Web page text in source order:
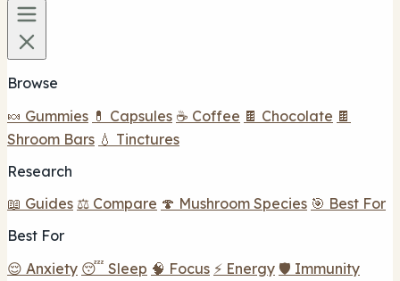
Browse
🍬 Gummies 💊 Capsules ☕ Coffee 🍫 Chocolate 🍫
Shroom Bars 💧 Tinctures
Research
📖 Guides ⚖️ Compare 🍄 Mushroom Species 🎯 Best For
Best For
😌 Anxiety 😴 Sleep 🧠 Focus ⚡ Energy 🛡️ Immunity